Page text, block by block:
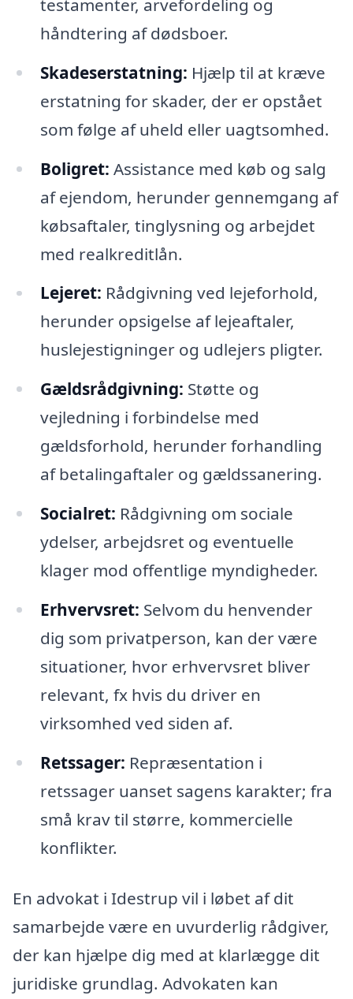
testamenter, arvefordeling og
håndtering af dødsboer.
Skadeserstatning: Hjælp til at kræve
erstatning for skader, der er opstået
som følge af uheld eller uagtsomhed.
Boligret: Assistance med køb og salg
af ejendom, herunder gennemgang af
købsaftaler, tinglysning og arbejdet
med realkreditlån.
Lejeret: Rådgivning ved lejeforhold,
herunder opsigelse af lejeaftaler,
huslejestigninger og udlejers pligter.
Gældsrådgivning: Støtte og
vejledning i forbindelse med
gældsforhold, herunder forhandling
af betalingaftaler og gældssanering.
Socialret: Rådgivning om sociale
ydelser, arbejdsret og eventuelle
klager mod offentlige myndigheder.
Erhvervsret: Selvom du henvender
dig som privatperson, kan der være
situationer, hvor erhvervsret bliver
relevant, fx hvis du driver en
virksomhed ved siden af.
Retssager: Repræsentation i
retssager uanset sagens karakter; fra
små krav til større, kommercielle
konflikter.
En advokat i Idestrup vil i løbet af dit
samarbejde være en uvurderlig rådgiver,
der kan hjælpe dig med at klarlægge dit
juridiske grundlag. Advokaten kan